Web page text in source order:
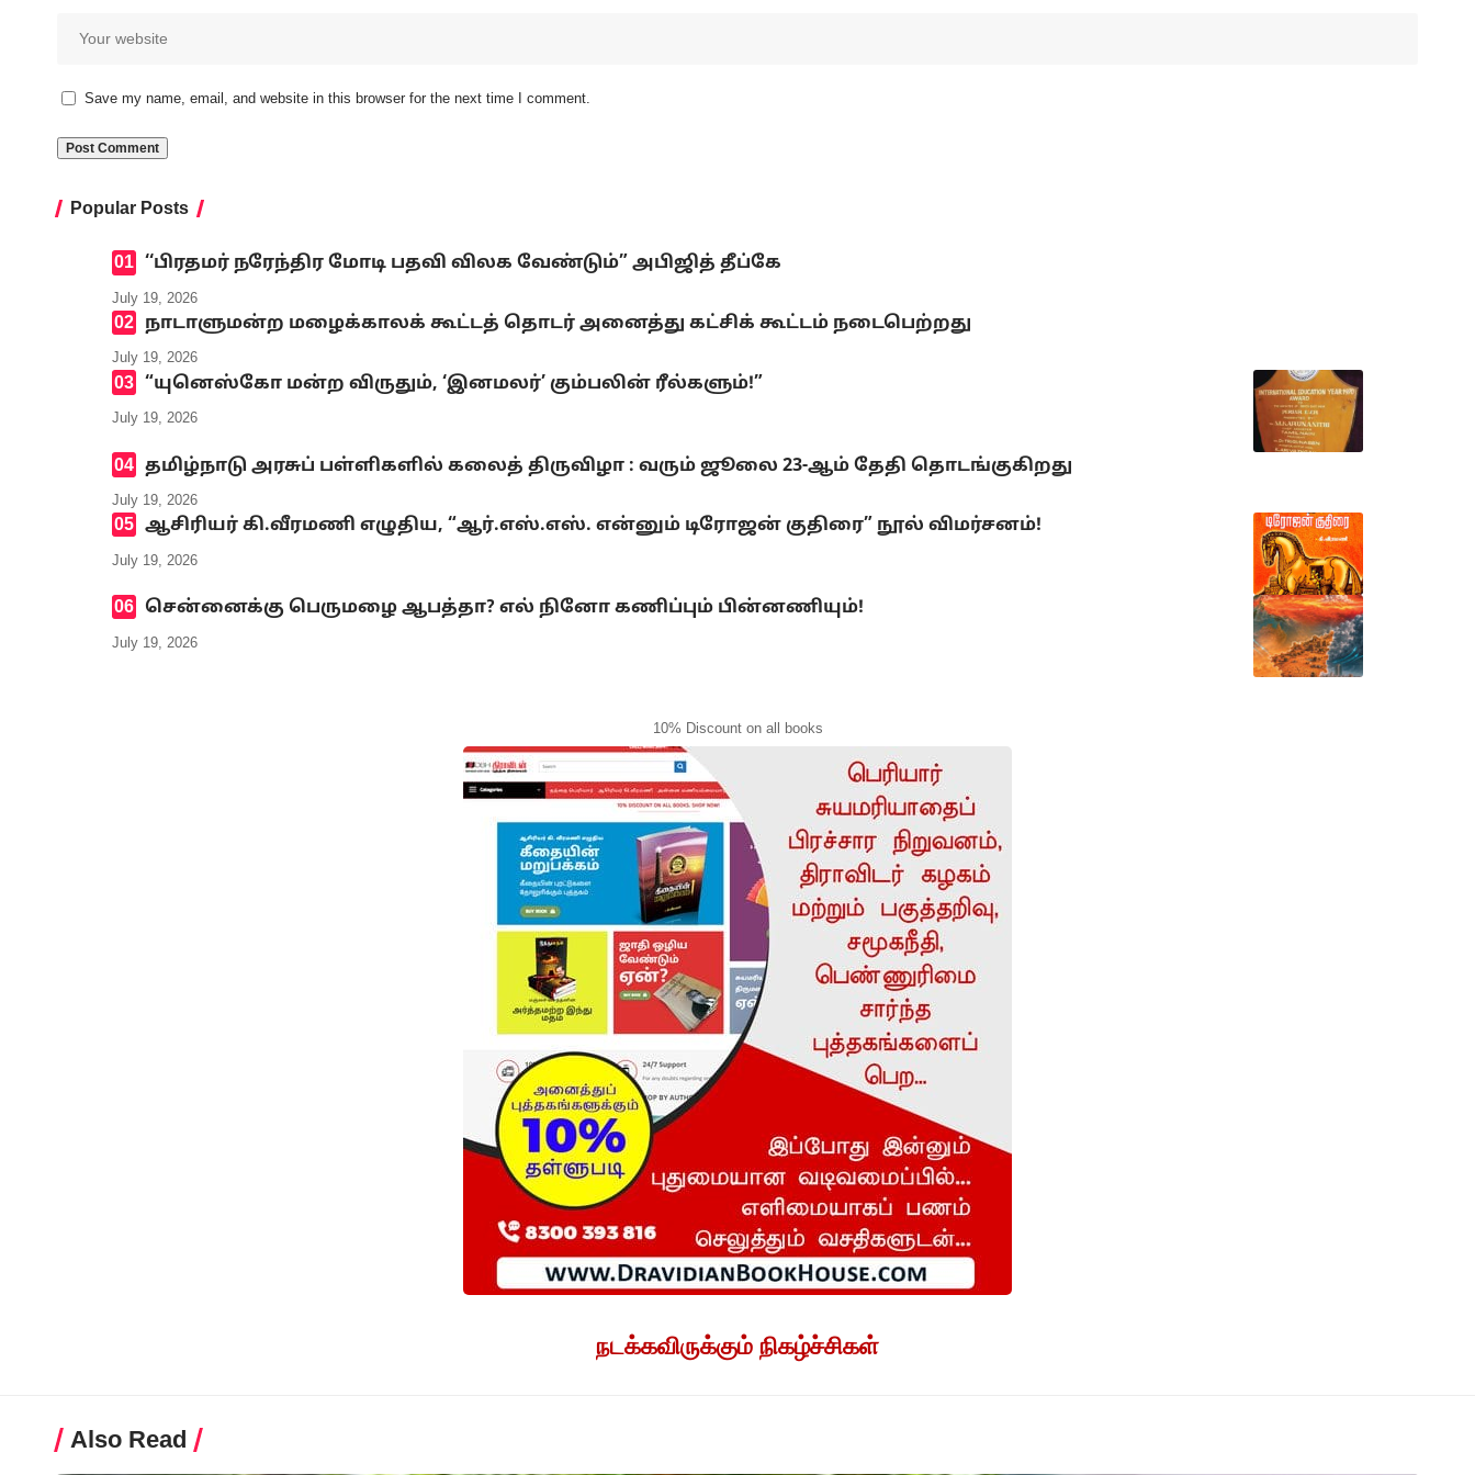
Save my name, email, and website in this browser for the next time I comment.
Popular Posts
‘‘பிரதமர் நரேந்திர மோடி பதவி விலக வேண்டும்” அபிஜித் தீப்கே
July 19, 2026
நாடாளுமன்ற மழைக்காலக் கூட்டத் தொடர் அனைத்து கட்சிக் கூட்டம் நடைபெற்றது
July 19, 2026
“யுனெஸ்கோ மன்ற விருதும், ‘இனமலர்’ கும்பலின் ரீல்களும்!”
July 19, 2026
தமிழ்நாடு அரசுப் பள்ளிகளில் கலைத் திருவிழா : வரும் ஜூலை 23-ஆம் தேதி தொடங்குகிறது
July 19, 2026
ஆசிரியர் கி.வீரமணி எழுதிய, “ஆர்.எஸ்.எஸ். என்னும் டிரோஜன் குதிரை” நூல் விமர்சனம்!
July 19, 2026
சென்னைக்கு பெருமழை ஆபத்தா? எல் நினோ கணிப்பும் பின்னணியும்!
July 19, 2026
10% Discount on all books
நடக்கவிருக்கும் நிகழ்ச்சிகள்
Also Read